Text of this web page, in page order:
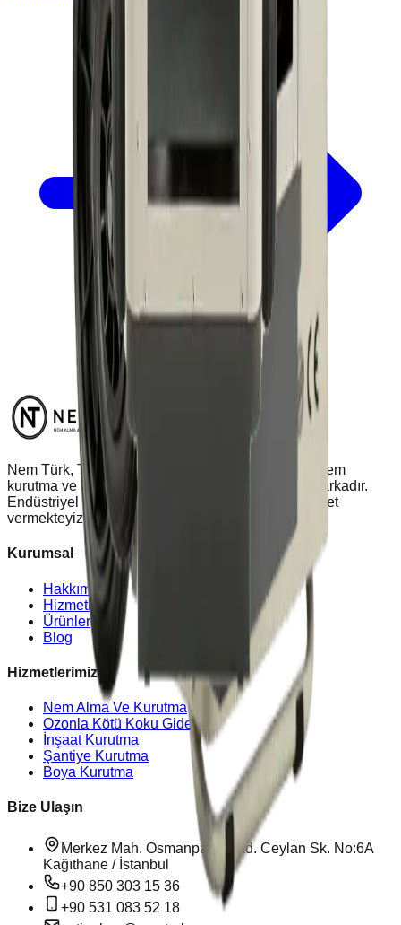
Nem Türk, Türkiye'nin her noktasına profesyonel nem
kurutma ve nem alma çözümleri sunan öncü bir markadır.
Endüstriyel ve ev tipi ihtiyaçlarınız için kaliteli hizmet
vermekteyiz.
Kurumsal
Hakkımızda
Hizmetler
Ürünler
Blog
Hizmetlerimiz
Nem Alma Ve Kurutma
Ozonla Kötü Koku Giderme
İnşaat Kurutma
Şantiye Kurutma
Boya Kurutma
Bize Ulaşın
Merkez Mah. Osmanpaşa Cad. Ceylan Sk. No:6A
Kağıthane / İstanbul
+90 850 303 15 36
+90 531 083 52 18